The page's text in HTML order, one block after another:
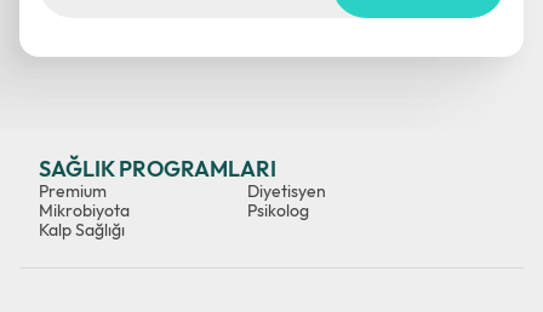
SAĞLIK PROGRAMLARI
Premium
Mikrobiyota
Kalp Sağlığı
Diyetisyen
Psikolog